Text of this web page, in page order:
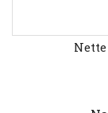
Nette